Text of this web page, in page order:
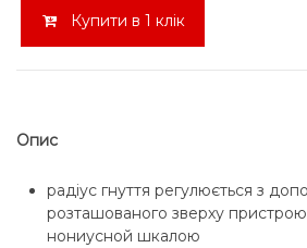
Купити в 1 клік
Опис
радіус гнуття регулюється з
розташованого зверху пристрою
нониусной шкалою